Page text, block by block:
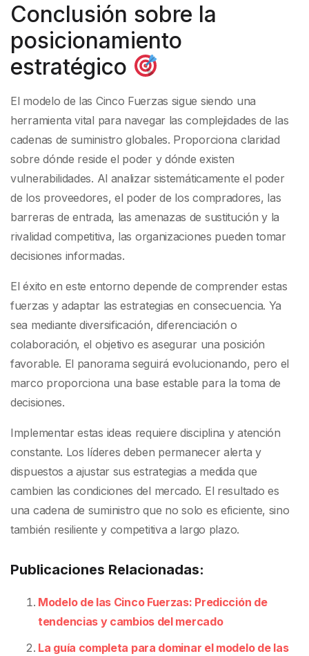
Conclusión sobre la
posicionamiento
estratégico
El modelo de las Cinco Fuerzas sigue siendo una
herramienta vital para navegar las complejidades de las
cadenas de suministro globales. Proporciona claridad
sobre dónde reside el poder y dónde existen
vulnerabilidades. Al analizar sistemáticamente el poder
de los proveedores, el poder de los compradores, las
barreras de entrada, las amenazas de sustitución y la
rivalidad competitiva, las organizaciones pueden tomar
decisiones informadas.
El éxito en este entorno depende de comprender estas
fuerzas y adaptar las estrategias en consecuencia. Ya
sea mediante diversificación, diferenciación o
colaboración, el objetivo es asegurar una posición
favorable. El panorama seguirá evolucionando, pero el
marco proporciona una base estable para la toma de
decisiones.
Implementar estas ideas requiere disciplina y atención
constante. Los líderes deben permanecer alerta y
dispuestos a ajustar sus estrategias a medida que
cambien las condiciones del mercado. El resultado es
una cadena de suministro que no solo es eficiente, sino
también resiliente y competitiva a largo plazo.
Publicaciones Relacionadas:
Modelo de las Cinco Fuerzas: Predicción de
tendencias y cambios del mercado
La guía completa para dominar el modelo de las